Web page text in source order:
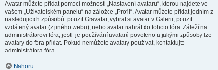
Avatar můžete přidat pomocí možnosti „Nastavení avataru“, kterou najdete ve
vašem „Uživatelském panelu“ na záložce „Profil“. Avatar můžete přidat jedním z
následujících způsobů: použít Gravatar, vybrat si avatar v Galerii, použít
vzdálený avatar (z jiného webu), nebo avatar nahrát do tohoto fóra. Záleží na
administrátorovi fóra, jestli je používání avatarů povoleno a jakými způsoby lze
avatary do fóra přidat. Pokud nemůžete avatary používat, kontaktujte
administrátora fóra.
Nahoru